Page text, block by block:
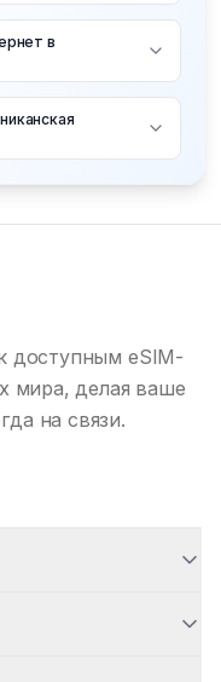
в
доступным eSIM-
мира, делая ваше
на связи.